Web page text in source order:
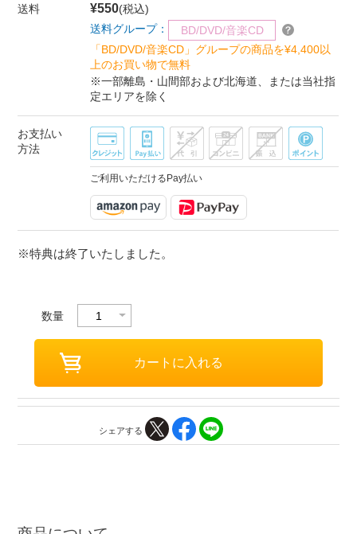
送料 ¥550(税込)
送料グループ：
BD/DVD/音楽CD
「BD/DVD/音楽CD」グループの商品を¥4,400以
上のお買い物で無料
※一部離島・山間部および北海道、または当社指
定エリアを除く
お支払い
方法
ご利用いただけるPay払い
※特典は終了いたしました。
数量
シェアする